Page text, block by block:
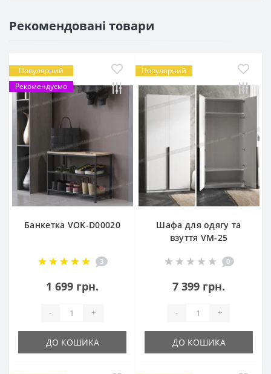
Рекомендовані товари
Популярний
Рекомендуємо
Банкетка VOK-D00020
3
1 699 грн.
- +
ДО КОШИКА
Популярний
Шафа для одягу та
взуття VM-25
0
7 399 грн.
- +
ДО КОШИКА